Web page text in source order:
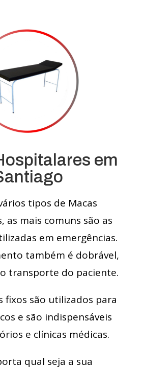
em
tipos de Macas
as mais comuns são as
em emergências.
também é dobrável,
transporte do paciente.
fixos são utilizados para
e são indispensáveis
e clínicas médicas.
qual seja a sua